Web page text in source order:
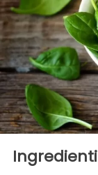
Ingredienti